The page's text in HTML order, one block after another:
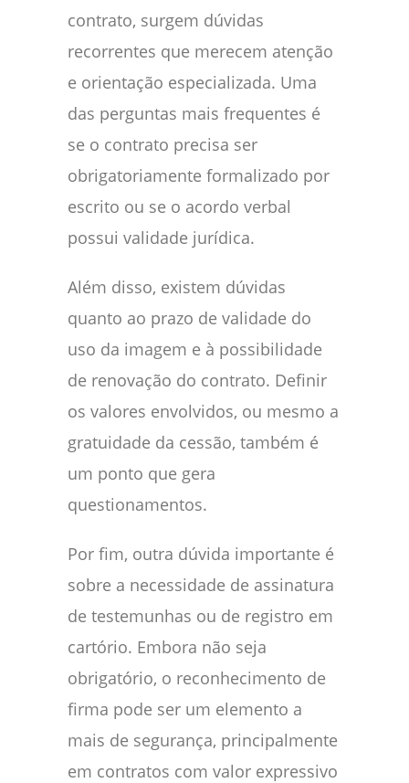
contrato, surgem dúvidas
recorrentes que merecem atenção
e orientação especializada. Uma
das perguntas mais frequentes é
se o contrato precisa ser
obrigatoriamente formalizado por
escrito ou se o acordo verbal
possui validade jurídica.
Além disso, existem dúvidas
quanto ao prazo de validade do
uso da imagem e à possibilidade
de renovação do contrato. Definir
os valores envolvidos, ou mesmo a
gratuidade da cessão, também é
um ponto que gera
questionamentos.
Por fim, outra dúvida importante é
sobre a necessidade de assinatura
de testemunhas ou de registro em
cartório. Embora não seja
obrigatório, o reconhecimento de
firma pode ser um elemento a
mais de segurança, principalmente
em contratos com valor expressivo